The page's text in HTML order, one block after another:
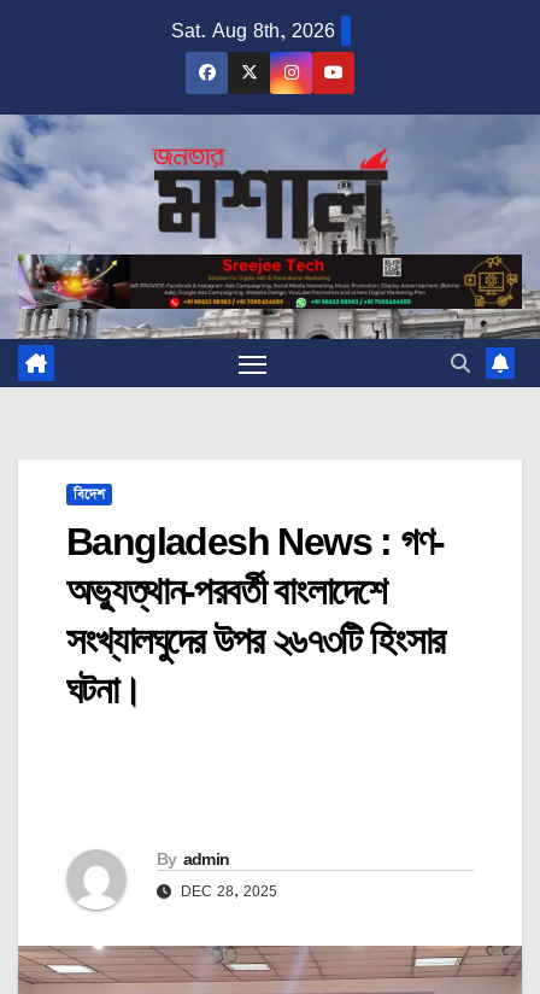
Sat. Aug 8th, 2026
বিদেশ
Bangladesh News : গণ-
অভ্যুত্থান-পরবর্তী বাংলাদেশে
সংখ্যালঘুদের উপর ২৬৭৩টি হিংসার
ঘটনা।
By admin
DEC 28, 2025